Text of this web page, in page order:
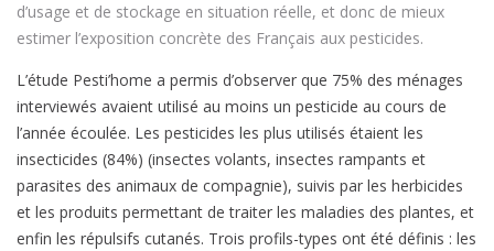
d’usage et de stockage en situation réelle, et donc de mieux
estimer l’exposition concrète des Français aux pesticides.
L’étude Pesti’home a permis d’observer que 75% des ménages
interviewés avaient utilisé au moins un pesticide au cours de
l’année écoulée. Les pesticides les plus utilisés étaient les
insecticides (84%) (insectes volants, insectes rampants et
parasites des animaux de compagnie), suivis par les herbicides
et les produits permettant de traiter les maladies des plantes, et
enfin les répulsifs cutanés. Trois profils-types ont été définis : les